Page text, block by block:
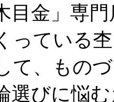
目金」専
っている
て、もの
選びに悩